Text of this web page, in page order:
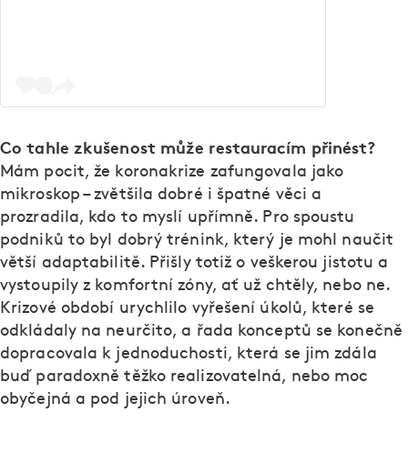
Co tahle zkušenost může restauracím přinést?
Mám pocit, že koronakrize zafungovala jako
mikroskop – zvětšila dobré i špatné věci a
prozradila, kdo to myslí upřímně. Pro spoustu
podniků to byl dobrý trénink, který je mohl naučit
větší adaptabilitě. Přišly totiž o veškerou jistotu a
vystoupily z komfortní zóny, ať už chtěly, nebo ne.
Krizové období urychlilo vyřešení úkolů, které se
odkládaly na neurčito, a řada konceptů se konečně
dopracovala k jednoduchosti, která se jim zdála
buď paradoxně těžko realizovatelná, nebo moc
obyčejná a pod jejich úroveň.